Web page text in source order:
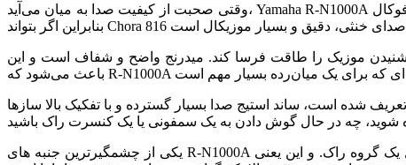
بنابراین اگر بتواند Chora 816
شنیدن موزیک را طاقت فرسا کند. میدرنج واضح و شفاف است و این
شده است، ساند استیج صدا بسیار گسترده و با تفکیک بالا سازها
یکی از چشمگیرترین جنبه های R-N1000A تطبیق پذیری آن است. تمام انواع موسیقی را به یک اندازه خوب اجرا می کند، از ظرافت های یک قطعه پیانو سولو گرفته تا انرژی کامل یک گروه راک. و این یعنی